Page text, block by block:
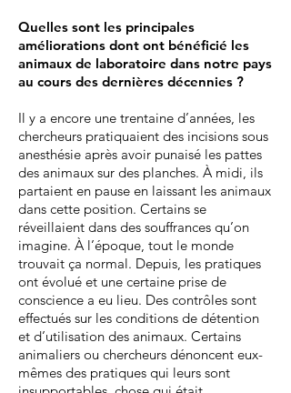
Quelles sont les principales
améliorations dont ont bénéficié les
animaux de laboratoire dans notre pays
au cours des dernières décennies ?
Il y a encore une trentaine d’années, les
chercheurs pratiquaient des incisions sous
anesthésie après avoir punaisé les pattes
des animaux sur des planches. À midi, ils
partaient en pause en laissant les animaux
dans cette position. Certains se
réveillaient dans des souffrances qu’on
imagine. À l’époque, tout le monde
trouvait ça normal. Depuis, les pratiques
ont évolué et une certaine prise de
conscience a eu lieu. Des contrôles sont
effectués sur les conditions de détention
et d’utilisation des animaux. Certains
animaliers ou chercheurs dénoncent eux-
mêmes des pratiques qui leurs sont